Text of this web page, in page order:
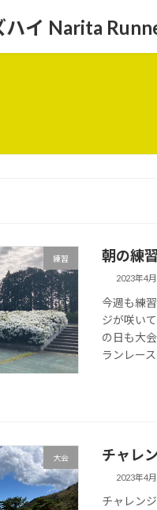
ハイ Narita
練習 朝の練
2023年4
今週も練
ジが咲い
の日も大
ランレー
大会 チャレ
2023年4
チャレン